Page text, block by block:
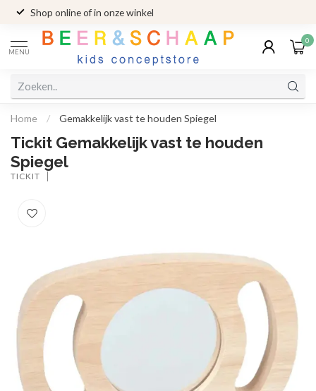
Shop online of in onze winkel
MENU
0
Home / Gemakkelijk vast te houden Spiegel
Tickit Gemakkelijk vast te houden
Spiegel
TICKIT